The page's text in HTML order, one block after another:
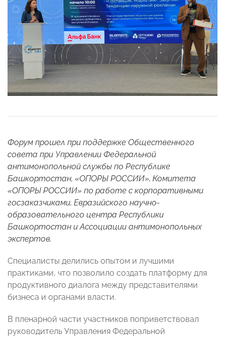
Форум прошел при поддержке Общественного
совета при Управлении Федеральной
антимонопольной службы по Республике
Башкортостан, «ОПОРЫ РОССИИ», Комитета
«ОПОРЫ РОССИИ» по работе с корпоративными
госзаказчиками, Евразийского научно-
образовательного центра Республики
Башкортостан и Ассоциации антимонопольных
экспертов.
Специалисты делились опытом и лучшими
практиками, что позволило создать платформу для
продуктивного диалога между представителями
бизнеса и органами власти.
В пленарной части участников поприветствовал
руководитель Управления Федеральной